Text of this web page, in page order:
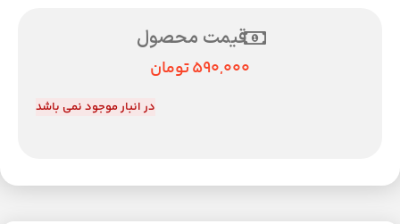
قیمت محصول
590,000تومان
در انبار موجود نمی باشد